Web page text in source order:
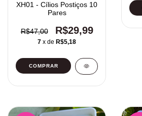
XH01 - Cílios Postiços 10
Pares
R$47,00 R$29,99
7 x de R$5,18